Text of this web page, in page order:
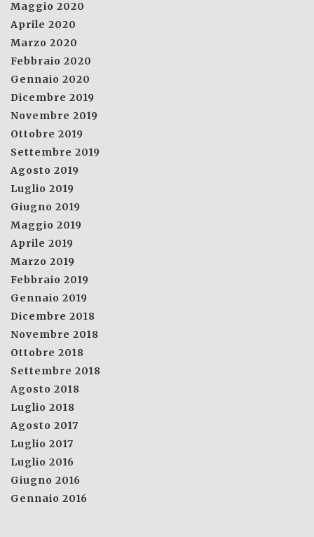
Maggio 2020
Aprile 2020
Marzo 2020
Febbraio 2020
Gennaio 2020
Dicembre 2019
Novembre 2019
Ottobre 2019
Settembre 2019
Agosto 2019
Luglio 2019
Giugno 2019
Maggio 2019
Aprile 2019
Marzo 2019
Febbraio 2019
Gennaio 2019
Dicembre 2018
Novembre 2018
Ottobre 2018
Settembre 2018
Agosto 2018
Luglio 2018
Agosto 2017
Luglio 2017
Luglio 2016
Giugno 2016
Gennaio 2016